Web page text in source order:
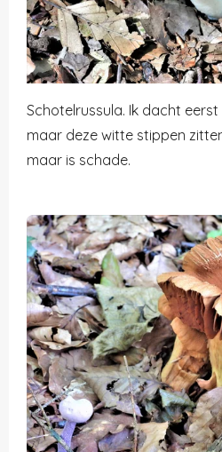
Schotelrussula. Ik dacht
maar deze witte stippen
maar is schade.